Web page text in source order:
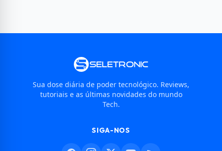
Sua dose diária de poder tecnológico. Reviews,
tutoriais e as últimas novidades do mundo
Tech.
SIGA-NOS